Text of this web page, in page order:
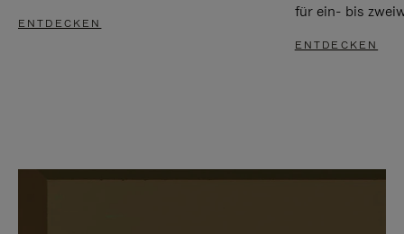
ENTDECKEN
für ein- bis
ENTDECKEN